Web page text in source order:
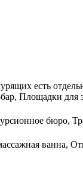
есть
Площадки для
бюро,
ванна,